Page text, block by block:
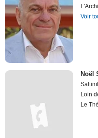
Voir
Noël
Loin
Le